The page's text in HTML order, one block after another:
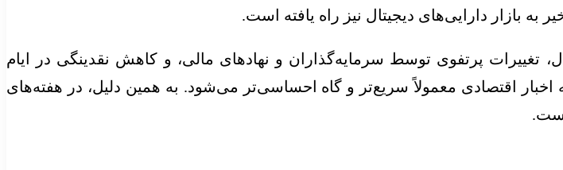
به بازار دارایی‌های دیجیتال نیز راه یافته است.
پرتفوی توسط سرمایه‌گذاران و نهاد‌های مالی، و کاهش نقدینگی در ایام
اقتصادی معمولاً سریع‌تر و گاه احساسی‌تر می‌شود. به همین دلیل، در هفته‌های